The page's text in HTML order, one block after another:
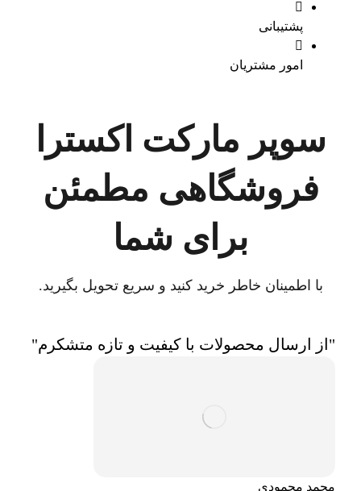
پشتیبانی
امور مشتریان
سوپر مارکت اکسترا
فروشگاهی مطمئن
برای شما
با اطمینان خاطر خرید کنید و سریع تحویل بگیرید.
"از ارسال محصولات با کیفیت و تازه متشکرم"
محمد محمودی